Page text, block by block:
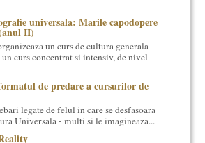
universala: Marile capodopere
II)
un curs de cultura generala
curs concentrat si intensiv, de nivel
de predare a cursurilor de
legate de felul in care se desfasoara
Universala - multi si le imagineaza...